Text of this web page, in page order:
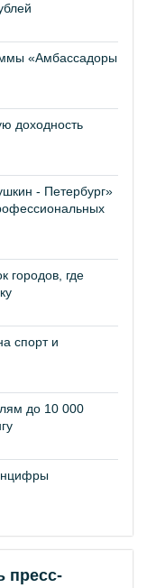
«Амбассадоры
доходность
- Петербург»
городов, где
спорт и
до 10 000
пресс-